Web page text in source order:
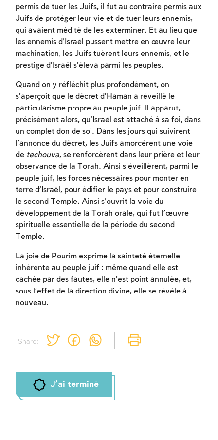
Share:
permis de tuer les Juifs, il fut au contraire permis aux
Juifs de protéger leur vie et de tuer leurs ennemis,
qui avaient médité de les exterminer. Et au lieu que
les ennemis d’Israël pussent mettre en œuvre leur
machination, les Juifs tuèrent leurs ennemis, et le
prestige d’Israël s’éleva parmi les peuples.
Quand on y réfléchit plus profondément, on
s’aperçoit que le décret d’Haman a réveillé le
particularisme propre au peuple juif. Il apparut,
précisément alors, qu’Israël est attaché à sa foi, dans
un complet don de soi. Dans les jours qui suivirent
l’annonce du décret, les Juifs amorcèrent une voie
de techouva, se renforcèrent dans leur prière et leur
observance de la Torah. Ainsi s’éveillèrent, parmi le
peuple juif, les forces nécessaires pour monter en
terre d’Israël, pour édifier le pays et pour construire
le second Temple. Ainsi s’ouvrit la voie du
développement de la Torah orale, qui fut l’œuvre
spirituelle essentielle de la période du second
Temple.
La joie de Pourim exprime la sainteté éternelle
inhérente au peuple juif : même quand elle est
cachée par des fautes, elle n’est point annulée, et,
sous l’effet de la direction divine, elle se révèle à
nouveau.
J'ai terminé